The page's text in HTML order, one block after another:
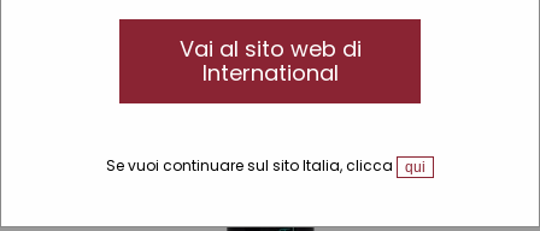
Vai al sito web di
International
Se vuoi continuare sul sito Italia, clicca qui